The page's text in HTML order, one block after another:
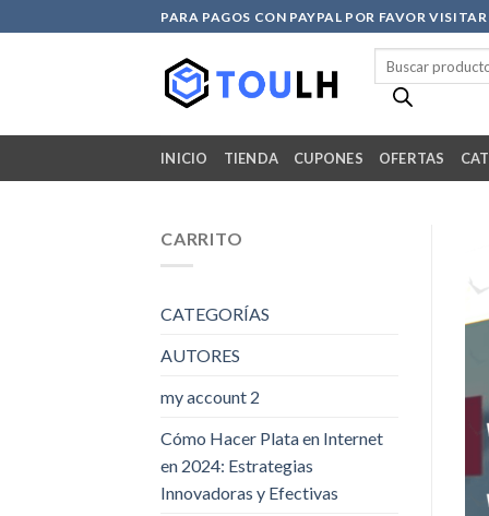
to
PARA PAGOS CON PAYPAL POR FAVOR
productos
INICIO TIENDA CUPONES OFERTAS
CARRITO
CATEGORÍAS
AUTORES
my account 2
Cómo Hacer Plata en Internet
en 2024: Estrategias
Innovadoras y Efectivas